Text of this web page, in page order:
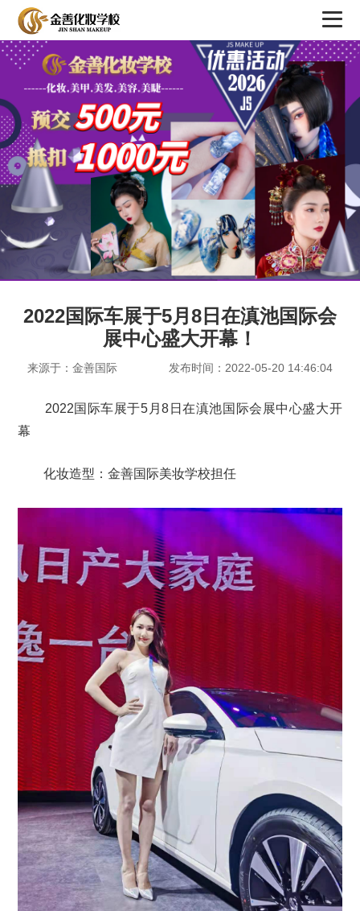
2022国际车展于5月8日在滇池国际会
展中心盛大开幕！
来源于：金善国际 发布时间：2022-05-20 14:46:04
2022国际车展于5月8日在滇池国际会展中心盛大开
幕
化妆造型：金善国际美妆学校担任